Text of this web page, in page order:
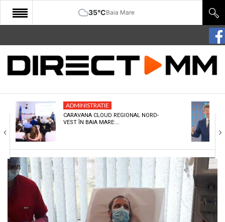
35°CBaia Mare
START
COMUNITATE
CULTURA
ECONOMIE
SANATATE
SPORT
SPECIAL
POLITIC
ADMINISTRATIE
CARAVANA CLOUD REGIONAL NORD-
VEST ÎN BAIA MARE:…